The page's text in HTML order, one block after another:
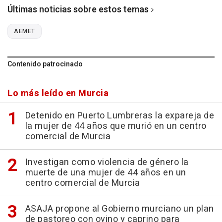
Últimas noticias sobre estos temas
AEMET
Contenido patrocinado
Lo más leído en Murcia
Detenido en Puerto Lumbreras la expareja de
la mujer de 44 años que murió en un centro
comercial de Murcia
Investigan como violencia de género la
muerte de una mujer de 44 años en un
centro comercial de Murcia
ASAJA propone al Gobierno murciano un plan
de pastoreo con ovino y caprino para